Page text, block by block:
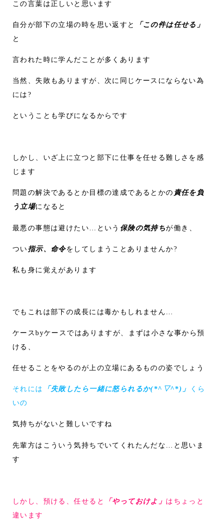
この言葉は正しいと思います
自分が部下の立場の時を思い返すと
「この件は任せる」
と
言われた時に学んだことが多くあります
当然、失敗もありますが、次に同じケースにならない為
には?
ということも学びになるからです
しかし、いざ上に立つと部下に仕事を任せる難しさを感
じます
問題の解決であるとか目標の達成であるとかの 責任を負
う立場になると
最悪の事態は避けたい…という 保険の気持ちが働き、
つい指示、命令をしてしまうことありませんか?
私も身に覚えがあります
でもこれは部下の成長には毒かもしれません…
ケースbyケースではありますが、まずは小さな事から預
ける、
任せることをやるのが上の立場にあるものの姿でしょう
それには 「失敗したら一緒に怒られるか(*^▽^*)」
くら
いの
気持ちがないと難しいですね
先輩方はこういう気持ちでいてくれたんだな…と思いま
す
しかし、預ける、任せると 「やっておけよ」 はちょっと
違います